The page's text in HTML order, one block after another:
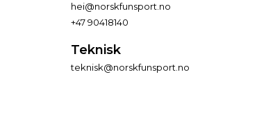
hei@norskfunsport.no
+47 90418140
Teknisk
teknisk@norskfunsport.no